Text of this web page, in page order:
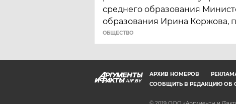
среднего образования
образования Ирина Коржова,
ОБЩЕСТВО
AIF.BY
АРХИВ НОМЕРОВ
СООБЩИТЬ В РЕДАКЦИЮ ОБ